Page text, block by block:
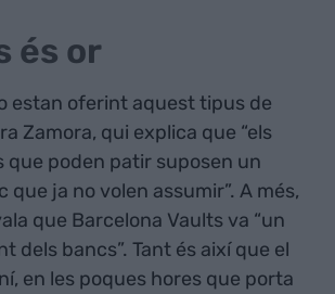
és or
estan oferint aquest tipus de
Zamora, qui explica que “els
que poden patir suposen un
que ja no volen assumir”. A més,
que Barcelona Vaults va “un
dels bancs”. Tant és així que el
en les poques hores que porta